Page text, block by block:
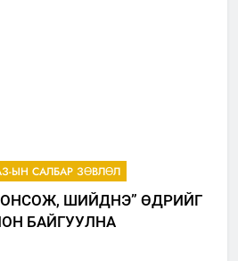
ЫН САЛБАР ЗӨВЛӨЛ
ШИЙДНЭ” ӨДРИЙГ
БАЙГУУЛНА